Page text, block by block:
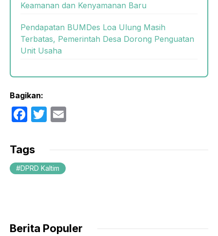
Keamanan dan Kenyamanan Baru
Pendapatan BUMDes Loa Ulung Masih
Terbatas, Pemerintah Desa Dorong Penguatan
Unit Usaha
Bagikan:
F
c
e
b
k
T
er
Tags
DPRD Kaltim
Berita Populer